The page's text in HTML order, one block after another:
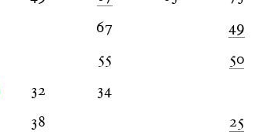
67 49
55 50
32 34
38 25